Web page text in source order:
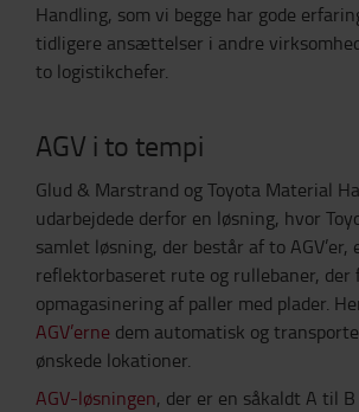
Handling, som vi begge har gode
tidligere ansættelser i andre
to logistikchefer.
AGV i to tempi
Glud & Marstrand og Toyota Material
udarbejdede derfor en løsning, hvor
samlet løsning, der består af to AGV’er,
reflektorbaseret rute og rullebaner, der
opmagasinering af paller med plader.
AGV’erne dem automatisk og
ønskede lokationer.
AGV-løsningen, der er en såkaldt A til